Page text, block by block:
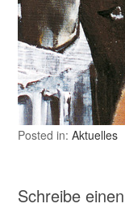
Posted in:Aktuelles
Schreibe